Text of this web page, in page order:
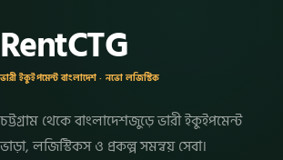
RentCTG
ভারী ইকুইপমেন্ট বাংলাদেশ · নভো লজিস্টিক
চট্টগ্রাম থেকে বাংলাদেশজুড়ে ভারী ইকুইপমেন্ট
ভাড়া, লজিস্টিকস ও প্রকল্প সমন্বয় সেবা।